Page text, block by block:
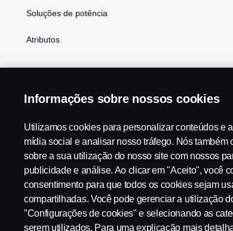
Soluções de potência
Atributos
Scania in Your Region: Brasil
Aviso Legal Declaração de Privacidade Contato
Configurações de cookies
Informações sobre nossos cookies
Utilizamos cookies para personalizar conteúdos e
mídia social e analisar nosso tráfego. Nós também
sobre a sua utilização do nosso site com nossos
publicidade e análise. Ao clicar em "Aceito", você
consentimento para que todos os cookies sejam
compartilhadas. Você pode gerenciar a utilização
"Configurações de cookies" e selecionando as
serem utilizados. Para uma explicação mais